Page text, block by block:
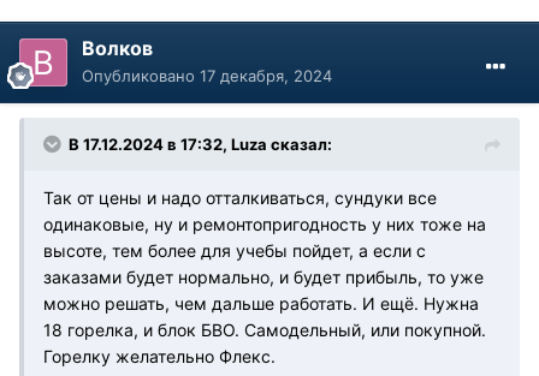
Волков
Опубликовано 17 декабря, 2024
В 17.12.2024 в 17:32, Luza сказал:
Так от цены и надо отталкиваться, сундуки все
одинаковые, ну и ремонтопригодность у них тоже на
высоте, тем более для учебы пойдет, а если с
заказами будет нормально, и будет прибыль, то уже
можно решать, чем дальше работать. И ещё. Нужна
18 горелка, и блок БВО. Самодельный, или покупной.
Горелку желательно Флекс.